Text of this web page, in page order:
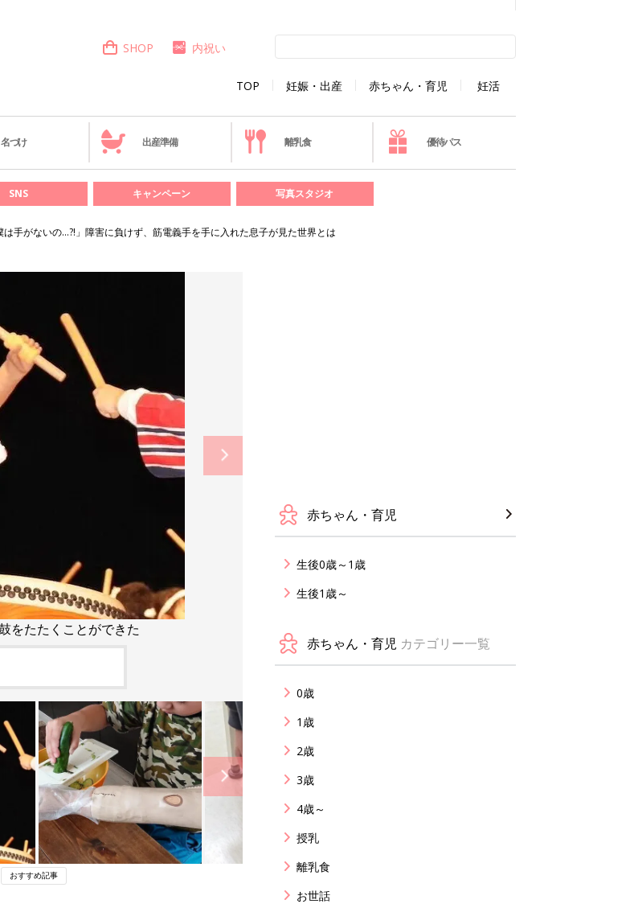
TOP 妊娠・出産 赤ちゃん・育児 妊活
SHOP 内祝い
名づけ 出産準備 離乳食 優待パス
SNS キャンペーン 写真スタジオ
は手がないの…?!」障害に負けず、筋電義手を手に入れた息子が見た世界とは
をたたくことができた
おすすめ記事
赤ちゃん・育児
生後0歳～1歳
生後1歳～
赤ちゃん・育児 カテゴリー一覧
0歳
1歳
2歳
3歳
4歳～
授乳
離乳食
お世話